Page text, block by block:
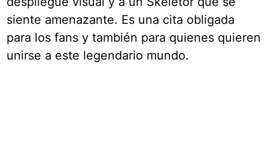
siente amenazante. Es una cita obligada
para los fans y también para quienes quieren
unirse a este legendario mundo.